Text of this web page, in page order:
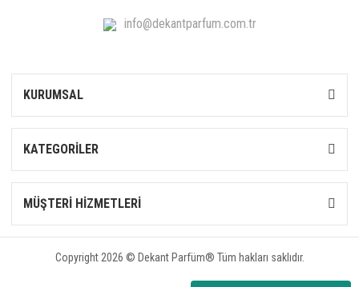
info@dekantparfum.com.tr
KURUMSAL
KATEGORİLER
MÜŞTERİ HİZMETLERİ
Copyright 2026 © Dekant Parfüm® Tüm hakları saklıdır.